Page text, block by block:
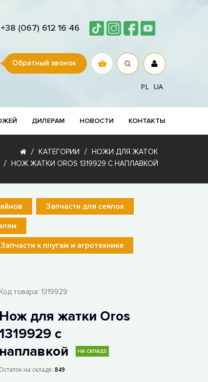
+38 (067) 612 16 46
Обратный звонок
PL UA
ДИЛЕРАМ НОВОСТИ КОНТАКТЫ
КАТЕГОРИИ
НОЖИ ДЛЯ ЖАТОК
НОЖ ЖАТКИ OROS 1319929 С НАПЛАВКОЙ
Запчасти для сеялок
Запчасти к плугам и агротехнике
Код товара: 1319929
Нож для жатки Oros
1319929 с
наплавкой
НА СКЛАДЕ
Остаток на складе: 849